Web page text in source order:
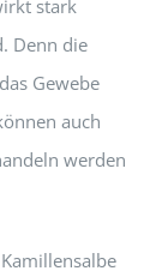
stark
Denn die
Gewebe
auch
werden